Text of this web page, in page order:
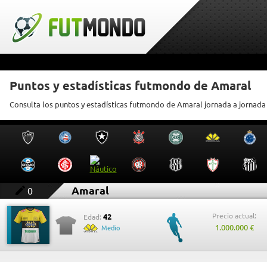
Puntos y estadísticas futmondo de Amaral
Consulta los puntos y estadísticas futmondo de Amaral jornada a jornada
0 Amaral
Edad: 42
Medio
Precio actual:
1.000.000 €